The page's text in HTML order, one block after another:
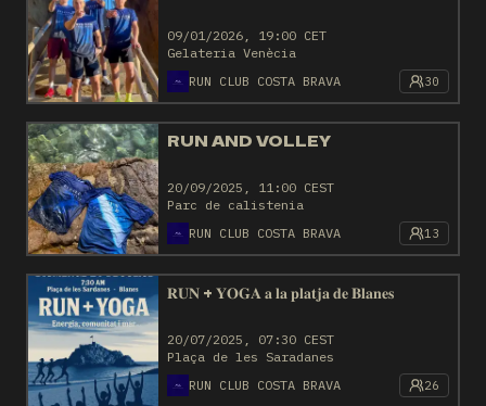
09/01/2026, 19:00 CET
Gelateria Venècia
RUN CLUB COSTA BRAVA
30
RUN AND VOLLEY
20/09/2025, 11:00 CEST
Parc de calistenia
RUN CLUB COSTA BRAVA
13
𝐑𝐔𝐍 + 𝐘𝐎𝐆𝐀 𝐚 𝐥𝐚 𝐩𝐥𝐚𝐭𝐣𝐚 𝐝𝐞 𝐁𝐥𝐚𝐧𝐞𝐬
20/07/2025, 07:30 CEST
Plaça de les Saradanes
RUN CLUB COSTA BRAVA
26